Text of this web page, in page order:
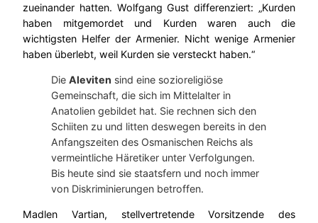
zueinander hatten. Wolfgang Gust differenziert: „Kurden
haben mitgemordet und Kurden waren auch die
wichtigsten Helfer der Armenier. Nicht wenige Armenier
haben überlebt, weil Kurden sie versteckt haben.“
Die Aleviten sind eine sozioreligiöse
Gemeinschaft, die sich im Mittelalter in
Anatolien gebildet hat. Sie rechnen sich den
Schiiten zu und litten deswegen bereits in den
Anfangszeiten des Osmanischen Reichs als
vermeintliche Häretiker unter Verfolgungen.
Bis heute sind sie staatsfern und noch immer
von Diskriminierungen betroffen.
Madlen Vartian, stellvertretende Vorsitzende des